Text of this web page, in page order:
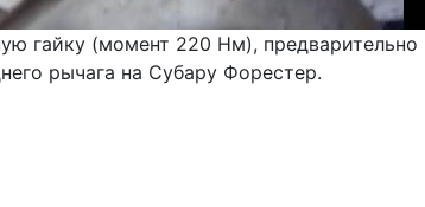
гайку (момент 220 Нм),
рычага на Субару Форестер.